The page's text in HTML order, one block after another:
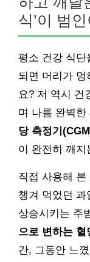
식’이 범
평소 건강 식단
되면 머리가 멍
요? 저 역시 건
며 나름 완벽한
당 측정기
이 완전히 깨지
직접 사용해 본
챙겨 먹었던 과
상승시키는 주
으로 변하는 혈
간, 그동안 느